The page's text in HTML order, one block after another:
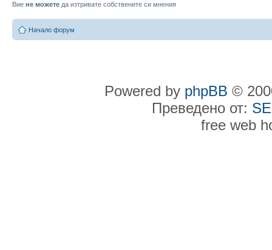
Вие не можете да изтривате собствените си мнения
Начало форум
Powered by phpBB ©
Преведено от:
free web